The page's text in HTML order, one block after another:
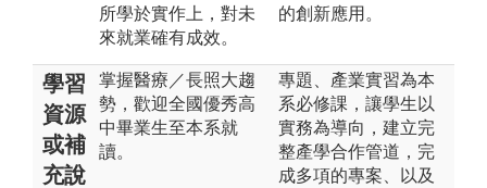
所學於實作上，對未
來就業確有成效。
的創新應用。
學習
資源
或補
充說
掌握醫療／長照大趨
勢，歡迎全國優秀高
中畢業生至本系就
讀。
專題、產業實習為本
系必修課，讓學生以
實務為導向，建立完
整產學合作管道，完
成多項的專案、以及